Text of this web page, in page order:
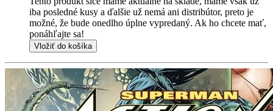
iba posledné kusy a ďalšie už nemá ani distribútor, preto je
možné, že bude onedlho úplne vypredaný. Ak ho chcete mať,
ponáhľajte sa!
Vložiť do košíka